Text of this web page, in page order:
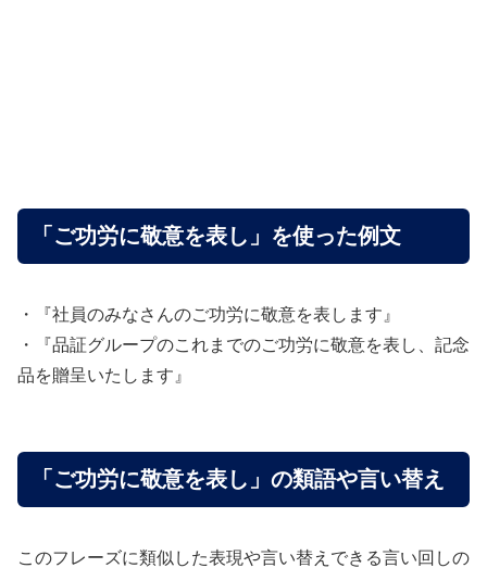
「ご功労に敬意を表し」を使った例文
・『社員のみなさんのご功労に敬意を表します』
・『品証グループのこれまでのご功労に敬意を表し、記念
品を贈呈いたします』
「ご功労に敬意を表し」の類語や言い替え
このフレーズに類似した表現や言い替えできる言い回しの